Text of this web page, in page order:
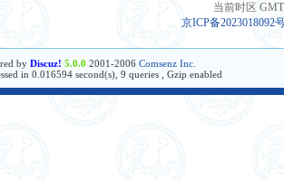
当前时区
京ICP备2023018092
by Discuz! 5.0.0 2001-2006 Comsenz Inc.
in 0.016594 second(s), 9 queries , Gzip enabled